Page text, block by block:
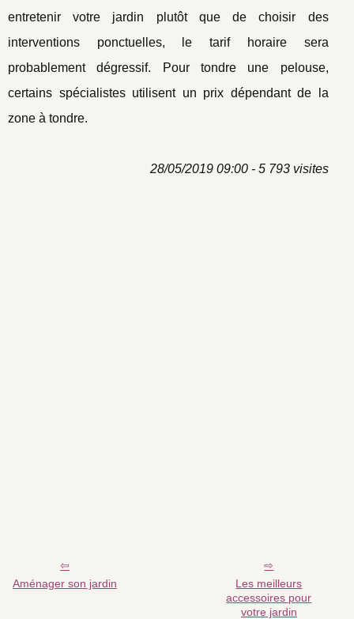
entretenir votre jardin plutôt que de choisir des
interventions ponctuelles, le tarif horaire sera
probablement dégressif. Pour tondre une pelouse,
certains spécialistes utilisent un prix dépendant de la
zone à tondre.
28/05/2019 09:00 - 5 793 visites
Aménager son jardin
Les meilleurs
accessoires pour
votre jardin